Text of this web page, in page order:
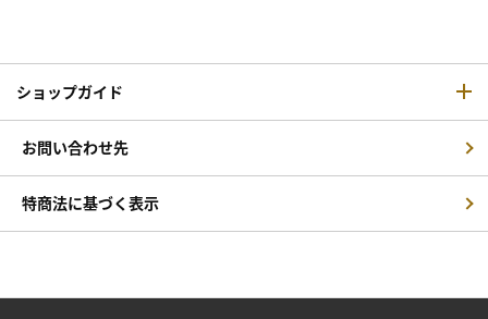
ショップガイド
お問い合わせ先
特商法に基づく表示